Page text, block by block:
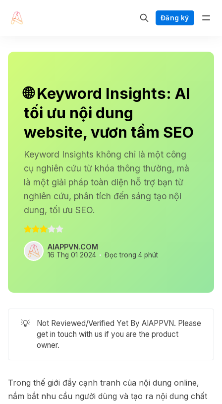
Đăng ký
🌐 Keyword Insights: AI
tối ưu nội dung
website, vươn tầm SEO
Keyword Insights không chỉ là một công
cụ nghiên cứu từ khóa thông thường, mà
là một giải pháp toàn diện hỗ trợ bạn từ
nghiên cứu, phân tích đến sáng tạo nội
dung, tối ưu SEO.
AIAPPVN.COM
16 Thg 01 2024 Đọc trong 4 phút
💡
Not Reviewed/Verified Yet By AIAPPVN. Please
get in touch with us if you are the product
owner.
Trong thế giới đầy cạnh tranh của nội dung online,
nắm bắt nhu cầu người dùng và tạo ra nội dung chất